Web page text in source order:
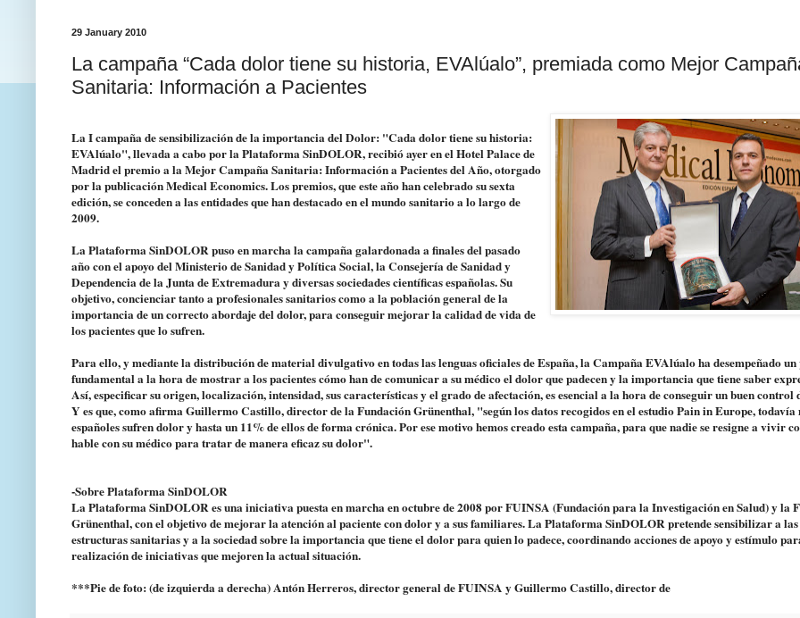
29 January 2010
La campaña “Cada dolor tiene su historia, EVAlúalo”, premiada como Mejor
Sanitaria: Información a Pacientes
La I campaña de sensibilización de la importancia del Dolor: "Cada dolor tiene su historia:
EVAlúalo", llevada a cabo por la Plataforma SinDOLOR, recibió ayer en el Hotel Palace de
Madrid el premio a la Mejor Campaña Sanitaria: Información a Pacientes del Año, otorgado
por la publicación Medical Economics. Los premios, que este año han celebrado su sexta
edición, se conceden a las entidades que han destacado en el mundo sanitario a lo largo de
2009.
La Plataforma SinDOLOR puso en marcha la campaña galardonada a finales del pasado
año con el apoyo del Ministerio de Sanidad y Política Social, la Consejería de Sanidad y
Dependencia de la Junta de Extremadura y diversas sociedades científicas españolas. Su
objetivo, concienciar tanto a profesionales sanitarios como a la población general de la
importancia de un correcto abordaje del dolor, para conseguir mejorar la calidad de vida de
los pacientes que lo sufren.
Para ello, y mediante la distribución de material divulgativo en todas las lenguas oficiales de España, la Campaña EVAlúalo ha desempeñado un
fundamental a la hora de mostrar a los pacientes cómo han de comunicar a su médico el dolor que padecen y la importancia que tiene saber
Así, especificar su origen, localización, intensidad, sus características y el grado de afectación, es esencial a la hora de conseguir un buen control
Y es que, como afirma Guillermo Castillo, director de la Fundación Grünenthal, "según los datos recogidos en el estudio Pain in Europe, todavía
españoles sufren dolor y hasta un 11% de ellos de forma crónica. Por ese motivo hemos creado esta campaña, para que nadie se resigne a vivir
hable con su médico para tratar de manera eficaz su dolor".
-Sobre Plataforma SinDOLOR
La Plataforma SinDOLOR es una iniciativa puesta en marcha en octubre de 2008 por FUINSA (Fundación para la Investigación en Salud) y la
Grünenthal, con el objetivo de mejorar la atención al paciente con dolor y a sus familiares. La Plataforma SinDOLOR pretende sensibilizar a las
estructuras sanitarias y a la sociedad sobre la importancia que tiene el dolor para quien lo padece, coordinando acciones de apoyo y estímulo
realización de iniciativas que mejoren la actual situación.
***Pie de foto: (de izquierda a derecha) Antón Herreros, director general de FUINSA y Guillermo Castillo, director de